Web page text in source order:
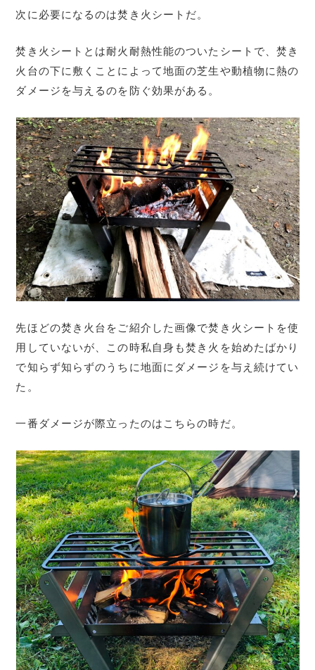
次に必要になるのは焚き火シートだ。
焚き火シートとは耐火耐熱性能のついたシートで、焚き
火台の下に敷くことによって地面の芝生や動植物に熱の
ダメージを与えるのを防ぐ効果がある。
先ほどの焚き火台をご紹介した画像で焚き火シートを使
用していないが、この時私自身も焚き火を始めたばかり
で知らず知らずのうちに地面にダメージを与え続けてい
た。
一番ダメージが際立ったのはこちらの時だ。